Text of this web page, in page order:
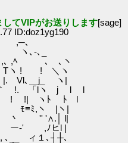
してVIPがお送りします[sage]
ID:doz1yg190
､_
､ヽ
＼ヽ
＿j_ ヽ|
lヽ j l l
ヽﾄ ﾄ l
,ヽ |ヽ|
l|
,ﾉヒl |
１､┤┼､